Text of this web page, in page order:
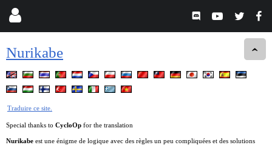
Nurikabe
Traduire ce site.
Special thanks to CycloOp for the translation
Nurikabe est une énigme de logique avec des règles un peu compliquées et des solutions